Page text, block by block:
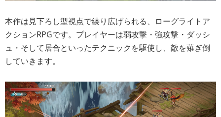
本作は見下ろし型視点で繰り広げられる、ローグライトア
クションRPGです。プレイヤーは弱攻撃・強攻撃・ダッシ
ュ・そして居合といったテクニックを駆使し、敵を薙ぎ倒
していきます。